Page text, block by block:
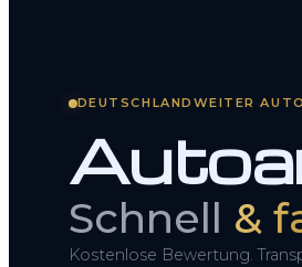
So funktioniert’s
DEUTSCHLANDWEITER
Schnell &
Kostenlose Bewertung.